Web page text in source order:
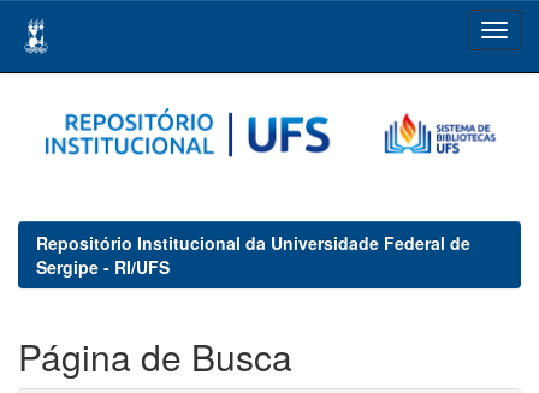
navigation
Repositório Institucional da Universidade Federal de
Sergipe - RI/UFS
Página de Busca